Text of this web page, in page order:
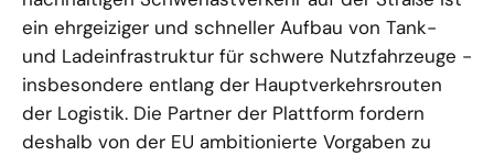
ein ehrgeiziger und schneller Aufbau von Tank-
und Ladeinfrastruktur für schwere Nutzfahrzeuge -
insbesondere entlang der Hauptverkehrsrouten
der Logistik. Die Partner der Plattform fordern
deshalb von der EU ambitionierte Vorgaben zu